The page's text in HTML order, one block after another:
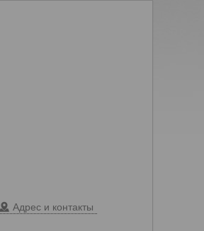
Адрес и контакты